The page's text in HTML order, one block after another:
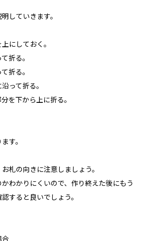
していきます。
にしておく。
折る。
折る。
って折る。
を下から上に折る。
す。
札の向きに注意しましょう。
わかりにくいので、作り終えた後にもう
すると良いでしょう。
合